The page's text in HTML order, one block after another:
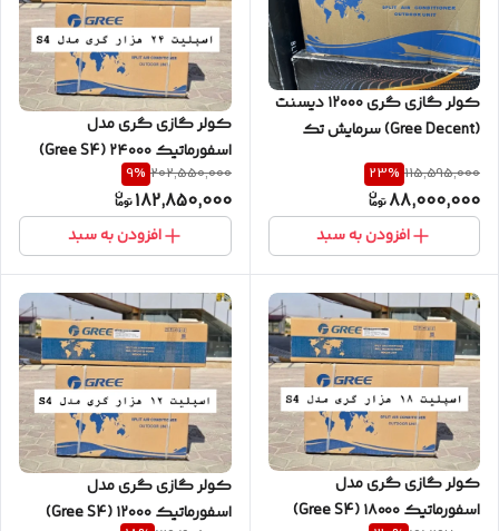
کولر گازی گری ۱۲۰۰۰ دیسنت
(Gree Decent) سرمایش تک
115,595,000
23%
88,000,000
افزودن به سبد
کولر گازی گری مدل
اسفورماتیک ۲۴۰۰۰ (Gree S4)
202,550,000
9%
182,850,000
افزودن به سبد
کولر گازی گری مدل
اسفورماتیک ۱۸۰۰۰ (Gree S4)
کولر گازی گری مدل
اسفورماتیک ۱۲۰۰۰ (Gree S4)